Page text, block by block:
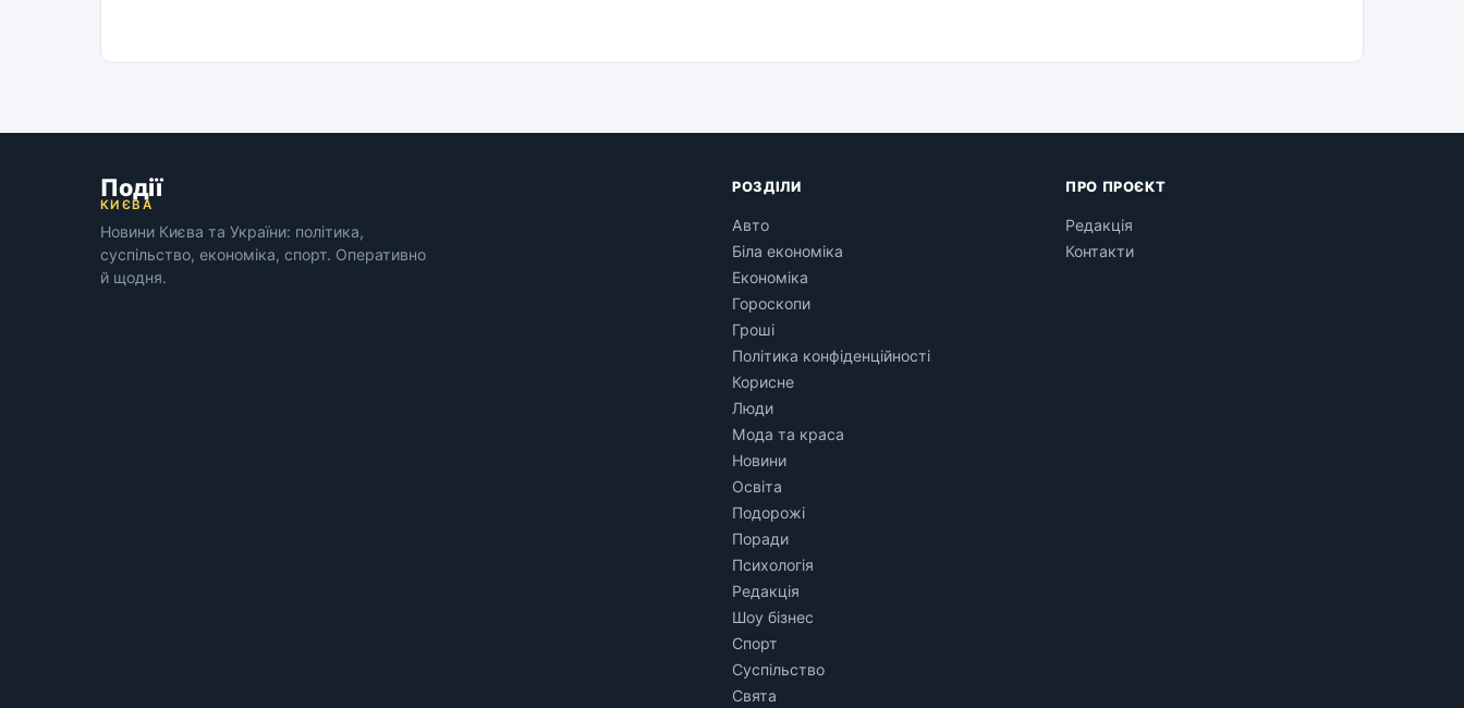
Події
КИЄВА
Новини Києва та України: політика,
суспільство, економіка, спорт. Оперативно
й щодня.
РОЗДІЛИ
Авто
Біла економіка
Економіка
Гороскопи
Гроші
Політика конфіденційності
Корисне
Люди
Мода та краса
Новини
Освіта
Подорожі
Поради
Психологія
Редакція
Шоу бізнес
Спорт
Суспільство
Свята
ПРО ПРОЄКТ
Редакція
Контакти